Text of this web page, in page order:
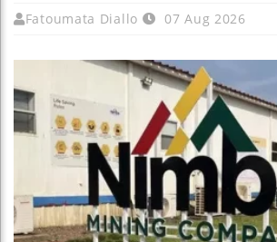
Fatoumata Diallo 07 Aug 2026